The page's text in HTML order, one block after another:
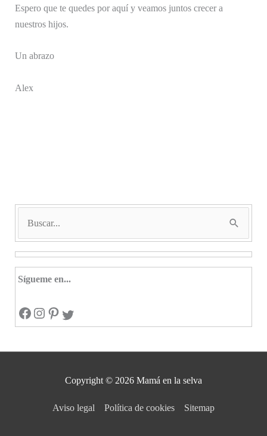
Espero que te quedes por aquí y veamos juntos crecer a
nuestros hijos.
Un abrazo
Alex
s
r
p
o
Sígueme en...
Facebook Instagram Pinterest Twitter
Copyright © 2026 Mamá en la selva
Aviso legal Política de cookies Sitemap